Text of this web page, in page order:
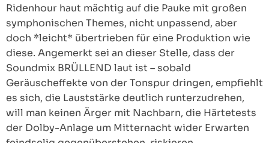
Ridenhour haut mächtig auf die Pauke mit großen
symphonischen Themes, nicht unpassend, aber
doch *leicht* übertrieben für eine Produktion wie
diese. Angemerkt sei an dieser Stelle, dass der
Soundmix BRÜLLEND laut ist – sobald
Geräuscheffekte von der Tonspur dringen, empfiehlt
es sich, die Lauststärke deutlich runterzudrehen,
will man keinen Ärger mit Nachbarn, die Härtetests
der Dolby-Anlage um Mitternacht wider Erwarten